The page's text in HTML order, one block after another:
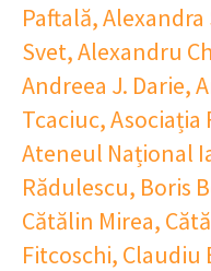
Paftală,
Svet,Alexandru
Andreea J. Darie,
Tcaciuc,Asociația
Ateneul Național
Rădulescu, Boris
Cătălin Mirea,
Fitcoschi, Claudiu